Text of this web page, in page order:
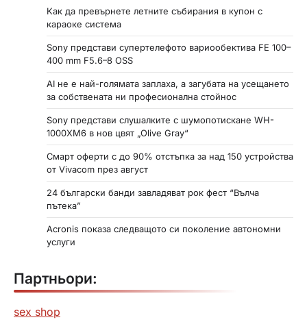
Как да превърнете летните събирания в купон с
караоке система
Sony представи супертелефото вариообектива FE 100–
400 mm F5.6–8 OSS
AI не е най-голямата заплаха, а загубата на усещането
за собствената ни професионална стойнос
Sony представи слушалките с шумопотискане WH-
1000XM6 в нов цвят „Olive Gray“
Смарт оферти с до 90% отстъпка за над 150 устройства
от Vivacom през август
24 български банди завладяват рок фест “Вълча
пътека”
Acronis показа следващото си поколение автономни
услуги
Партньори:
sex shop